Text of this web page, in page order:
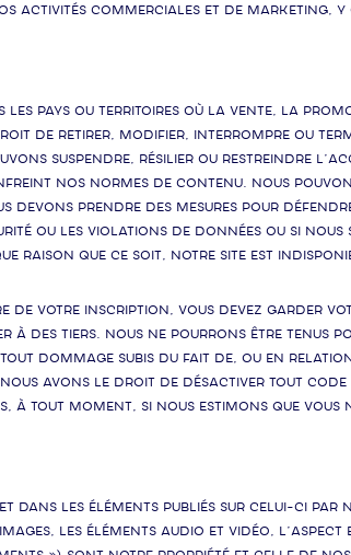
activités commerciales et de marketing,
les pays ou territoires où la vente, la
de retirer, modifier, interrompre ou
suspendre, résilier ou restreindre
nos normes de contenu. Nous
devons prendre des mesures pour
ou les violations de données ou si nous
raison que ce soit, notre Site est
de votre inscription, vous devez garder
à des tiers. Nous ne pourrons être tenus
dommage subis du fait de, ou en
avons le droit de désactiver tout
tout moment, si nous estimons que vous
dans les éléments publiés sur celui-ci par
les éléments audio et vidéo,